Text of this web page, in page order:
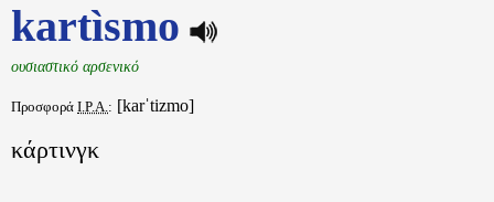
kartìsmo
ουσιαστικό αρσενικό
Προσφορά I.P.A.: [karˈtizmo]
κάρτινγκ